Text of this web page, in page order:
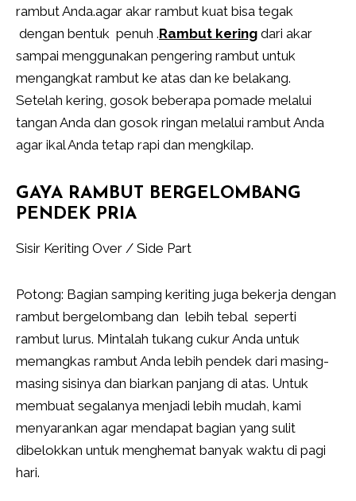
rambut Anda.agar akar rambut kuat bisa tegak
dengan bentuk penuh .Rambut kering dari akar
sampai menggunakan pengering rambut untuk
mengangkat rambut ke atas dan ke belakang.
Setelah kering, gosok beberapa pomade melalui
tangan Anda dan gosok ringan melalui rambut Anda
agar ikal Anda tetap rapi dan mengkilap.
GAYA RAMBUT BERGELOMBANG
PENDEK PRIA
Sisir Keriting Over / Side Part
Potong: Bagian samping keriting juga bekerja dengan
rambut bergelombang dan lebih tebal seperti
rambut lurus. Mintalah tukang cukur Anda untuk
memangkas rambut Anda lebih pendek dari masing-
masing sisinya dan biarkan panjang di atas. Untuk
membuat segalanya menjadi lebih mudah, kami
menyarankan agar mendapat bagian yang sulit
dibelokkan untuk menghemat banyak waktu di pagi
hari.